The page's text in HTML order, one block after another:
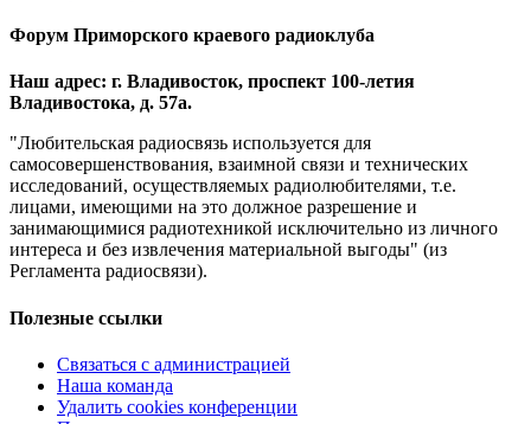
Форум Приморского краевого радиоклуба
Наш адрес: г. Владивосток, проспект 100-летия
Владивостока, д. 57а.
"Любительская радиосвязь используется для
самосовершенствования, взаимной связи и технических
исследований, осуществляемых радиолюбителями, т.е.
лицами, имеющими на это должное разрешение и
занимающимися радиотехникой исключительно из личного
интереса и без извлечения материальной выгоды" (из
Регламента радиосвязи).
Полезные ссылки
Связаться с администрацией
Наша команда
Удалить cookies конференции